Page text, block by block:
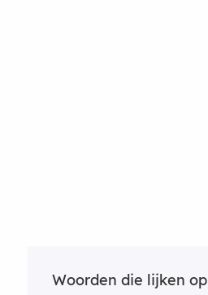
Woorden die lijken op